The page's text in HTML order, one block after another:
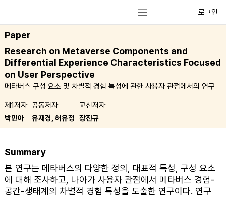
로그인
Paper
Research on Metaverse Components and
Differential Experience Characteristics Focused
on User Perspective
메타버스 구성 요소 및 차별적 경험 특성에 관한 사용자 관점에서의 연구
제1저자
박민아
공동저자
유재경, 허유정
교신저자
장진규
Summary
본 연구는 메타버스의 다양한 정의, 대표적 특성, 구성 요소
에 대해 조사하고, 나아가 사용자 관점에서 메타버스 경험-
공간-생태계의 차별적 경험 특성을 도출한 연구이다. 연구